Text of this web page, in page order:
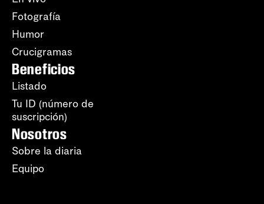
Fotografía
Humor
Crucigramas
Beneficios
Listado
Tu ID (número de
suscripción)
Nosotros
Sobre la diaria
Equipo